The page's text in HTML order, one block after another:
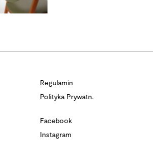
Regulamin
Polityka Prywatn.
Facebook
Instagram